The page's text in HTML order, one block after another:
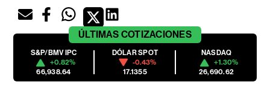
ÚLTIMAS COTIZACIONES
S&P/BMV IPC
+0.82%
66,938.64
DÓLAR SPOT
-0.43%
17.1355
NASDAQ
+1.30%
26,690.62